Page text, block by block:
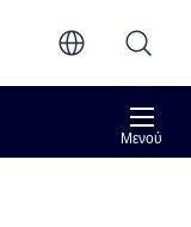
περιεχόμενο
Μενού